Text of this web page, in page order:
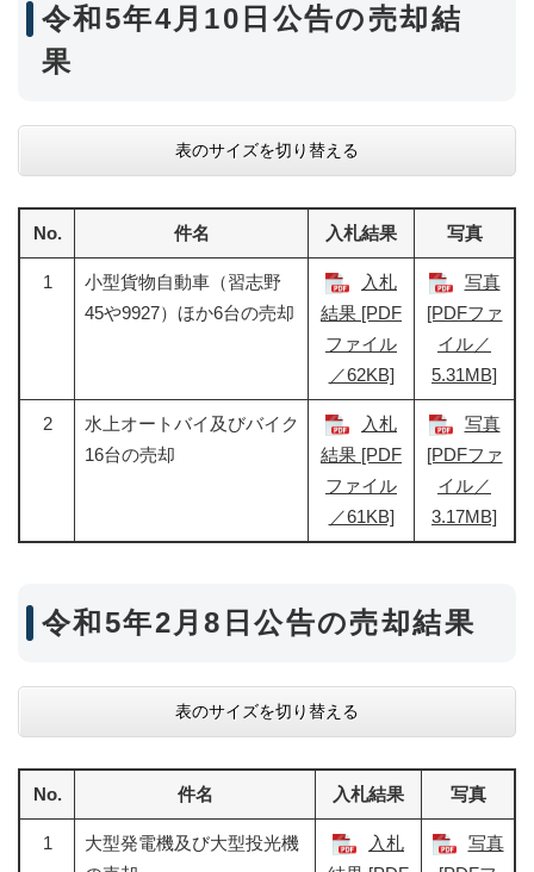
令和5年4月10日公告の売却結
果
表のサイズを切り替える
No. 件名 入札結果 写真
1
小型貨物自動車（習志野
45や9927）ほか6台の売却
入札
結果 [PDF
ファイル
／62KB]
写真
[PDFファ
イル／
5.31MB]
2
水上オートバイ及びバイク
16台の売却
入札
結果 [PDF
ファイル
／61KB]
写真
[PDFファ
イル／
3.17MB]
令和5年2月8日公告の売却結果
表のサイズを切り替える
No. 件名 入札結果 写真
1
大型発電機及び大型投光機
入札
写真